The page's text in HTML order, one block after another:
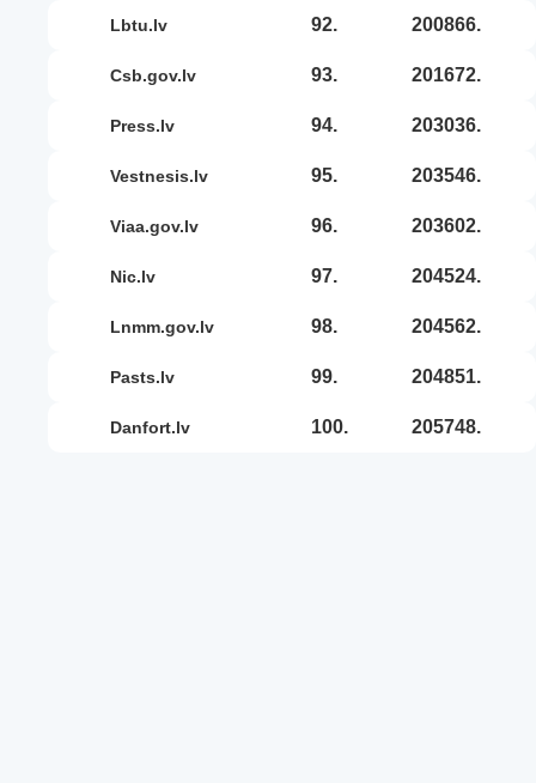
lbtu.lv 92. 200866.
csb.gov.lv 93. 201672.
press.lv 94. 203036.
vestnesis.lv 95. 203546.
viaa.gov.lv 96. 203602.
nic.lv 97. 204524.
lnmm.gov.lv 98. 204562.
pasts.lv 99. 204851.
danfort.lv 100. 205748.